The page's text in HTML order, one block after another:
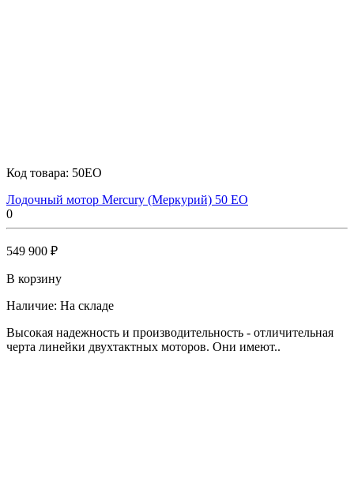
Код товара: 50EO
Лодочный мотор Mercury (Меркурий) 50 EO
0
549 900 ₽
В корзину
Наличие: На складе
Высокая надежность и производительность - отличительная
черта линейки двухтактных моторов. Они имеют..